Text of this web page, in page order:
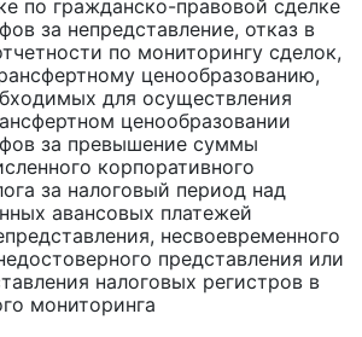
по гражданско-правовой сделке
за непредставление, отказ в
по мониторингу сделок,
ценообразованию,
для осуществления
ценообразовании
за превышение суммы
корпоративного
за налоговый период над
авансовых платежей
несвоевременного
представления или
налоговых регистров в
мониторинга